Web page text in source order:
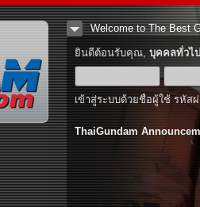
Welcome to The Best
ยินดีต้อนรับคุณ, บุคคลทั่วไป
เข้าสู่ระบบด้วยชื่อผู้ใช้ รหัส
ThaiGundam